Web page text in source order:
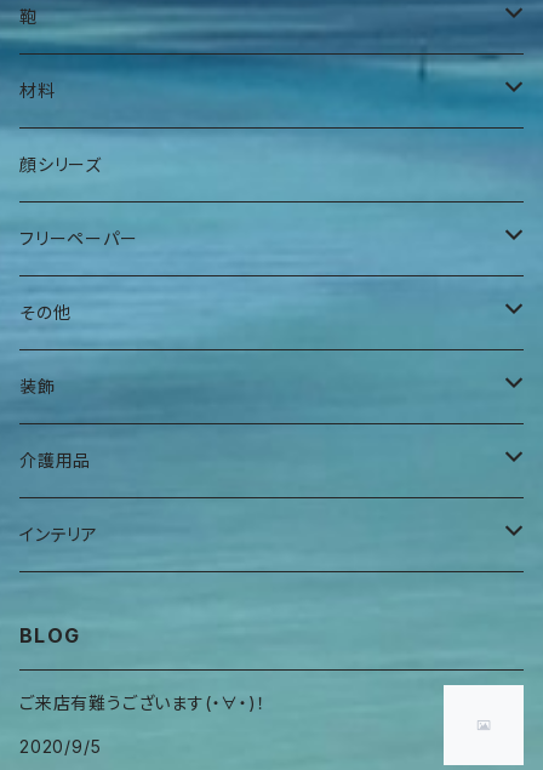
身上衣
身下衣
肌着
帽子
髪留め
巻物
ヘアバンド
鞄
腰鞄
肩掛け鞄
袋物
その他
材料
手染糸
顔シリーズ
フリーペーパー
夕焼けアパート
その他
曼荼羅マース玉
ハンギングインテリア
ヒーリングアイテム
装飾
腕輪
首巻物
介護用品
ウロガードカバー
インテリア
BLOG
ご来店有難うございます(・∀・)！
2020/9/5